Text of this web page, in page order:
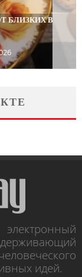
БЛИЗКИХ В
идей.